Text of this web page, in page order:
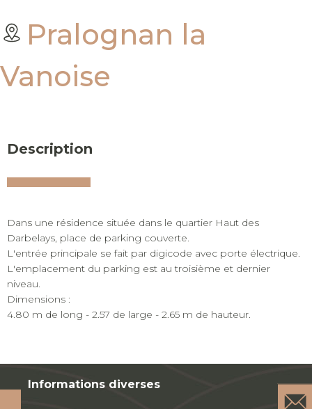
Pralognan la
Vanoise
Description
Dans une résidence située dans le quartier Haut des
Darbelays, place de parking couverte.
L'entrée principale se fait par digicode avec porte électrique.
L'emplacement du parking est au troisième et dernier
niveau.
Dimensions :
4.80 m de long - 2.57 de large - 2.65 m de hauteur.
Informations diverses